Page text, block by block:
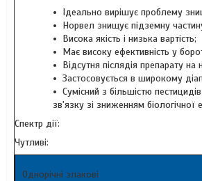
Ідеально вирішує проблему
Норвел знищує підземну
Висока якість і низька вартість;
Має високу ефективність у
Відсутня післядія препарату на
Застосовується в широкому
Сумісний з більшістю
зв'язку зі зниженням біологічної
Спектр дії:
Чутливі:
Однорічні злакові